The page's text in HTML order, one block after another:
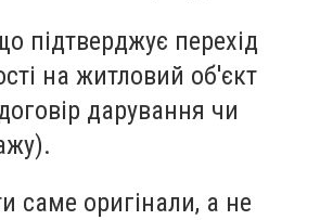
підтверджує перехід
на житловий об'єкт
дарування чи
саме оригінали, а не